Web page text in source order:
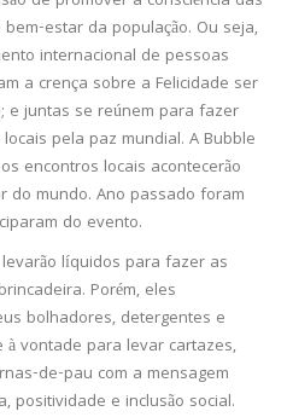
estar da população. Ou seja,
internacional de pessoas
a crença sobre a Felicidade ser
e juntas se reúnem para fazer
pela paz mundial. A Bubble
encontros locais acontecerão
do mundo. Ano passado foram
do evento.
líquidos para fazer as
Porém, eles
bolhadores, detergentes e
vontade para levar cartazes,
de-pau com a mensagem
positividade e inclusão social.